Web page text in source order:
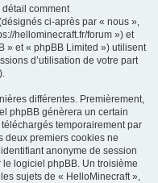
comment
ci-après par « nous »,
hellominecraft.fr/forum ») et
» et « phpBB Limited ») utilisent
d’utilisation de votre part
différentes. Premièrement,
phpBB génèrera un certain
temporairement par
deux premiers cookies ne
anonyme de session
logiciel phpBB. Un troisième
sujets de « HelloMinecraft »,